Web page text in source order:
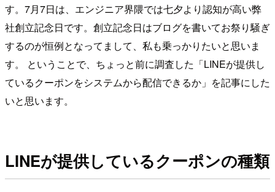
す。7月7日は、エンジニア界隈では七夕より認知が高い弊
社創立記念日です。創立記念日はブログを書いてお祭り騒ぎ
するのが恒例となってまして、私も乗っかりたいと思いま
す。 ということで、ちょっと前に調査した「LINEが提供し
ているクーポンをシステムから配信できるか」を記事にした
いと思います。
LINEが提供しているクーポンの種類